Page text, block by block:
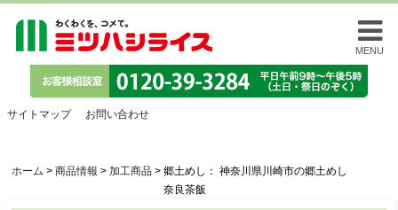
MENU
サイトマップ お問い合わせ
ホーム > 商品情報 > 加工商品 > 郷土めし： 神奈川県川崎市の郷土めし
奈良茶飯